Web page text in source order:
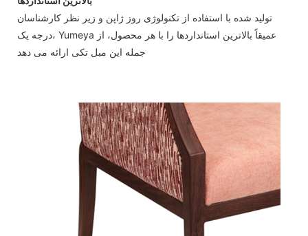
تولید شده با استفاده از تکنولوژی روز ژاپن و زیر نظر کارشناسان
درجه یک، Yumeya عمیقاً بالاترین استانداردها را با هر محصول، از